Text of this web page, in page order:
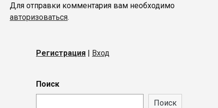
Для отправки комментария вам необходимо
авторизоваться.
Регистрация | Вход
Поиск
Поиск